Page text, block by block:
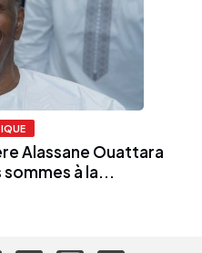
Alassane Ouattara
sommes à la...